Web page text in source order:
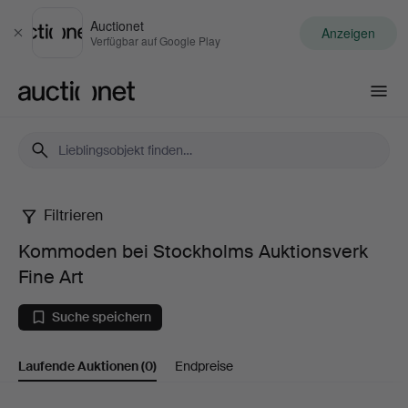
Schließen
Auctionet
Verfügbar auf Google Play Anzeigen
Kommoden
bei
Stockholms
Auktionsverk
Filtrieren
Kommoden bei Stockholms Auktionsverk
Fine Art
Suche speichern
Laufende Auktionen(0) Endpreise